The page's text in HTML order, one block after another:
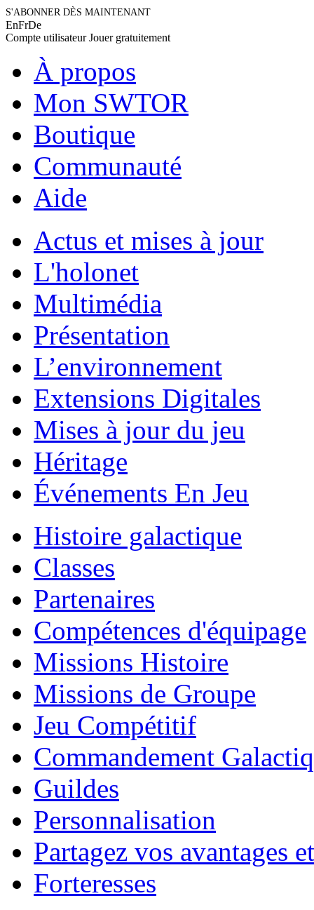
S'ABONNER DÈS MAINTENANT
EnFrDe
Compte utilisateurJouer gratuitement
À propos
Mon SWTOR
Boutique
Communauté
Aide
Actus et mises à jour
L'holonet
Multimédia
Présentation
L’environnement
Extensions Digitales
Mises à jour du jeu
Héritage
Événements En Jeu
Histoire galactique
Classes
Partenaires
Compétences d'équipage
Missions Histoire
Missions de Groupe
Jeu Compétitif
Commandement
Guildes
Personnalisation
Partagez vos avantages
Forteresses